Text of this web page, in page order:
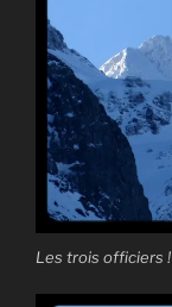
Les trois officiers !